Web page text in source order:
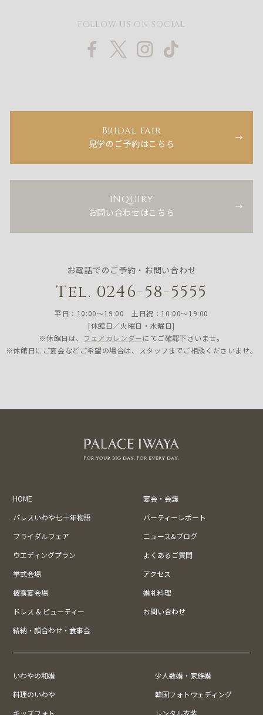
FOLLOW US ON SOCIAL
Bridal fair
見学のご予約はこちら
INQUIRY
お問い合わせはこちら
お電話でのご予約・お問い合わせ
Tel. 0246-58-5555
平日：10:00〜19:00 土日祝：10:00〜19:00
[休館日／火曜日・水曜日]
※休館日は、 フェアカレンダーにてご確認下さいませ。
※休館日にご宴会などご希望の場合は、スタッフまでご相談くださいませ。
HOME
宴会・会議
パレスいわや七十年物語
パーティーレポート
ブライダルフェア
ニュース&ブログ
ウエディングプラン
よくあるご質問
挙式会場
アクセス
披露宴会場
婚礼料理
ドレス & ビューティー
お問い合わせ
結納・顔合わせ・食事会
いわやの和婚
少人数婚・家族婚
料理のいわや
韓国フォトウェディング